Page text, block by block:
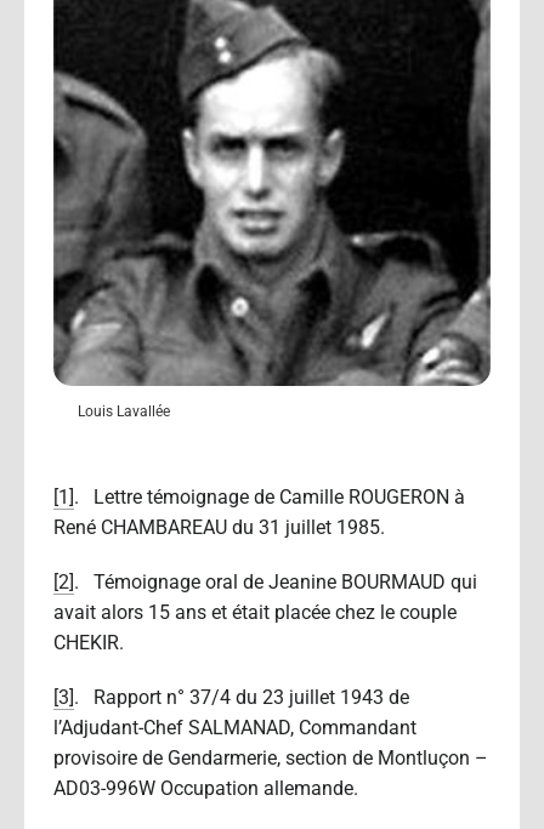
Louis Lavallée
[1]. Lettre témoignage de Camille ROUGERON à
René CHAMBAREAU du 31 juillet 1985.
[2]. Témoignage oral de Jeanine BOURMAUD qui
avait alors 15 ans et était placée chez le couple
CHEKIR.
[3]. Rapport n° 37/4 du 23 juillet 1943 de
l’Adjudant-Chef SALMANAD, Commandant
provisoire de Gendarmerie, section de Montluçon –
AD03-996W Occupation allemande.